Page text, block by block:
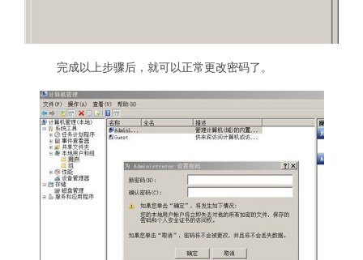
完成以上步骤后，就可以正常更改密码了。